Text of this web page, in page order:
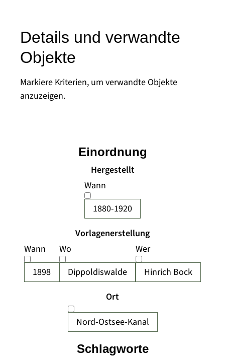
Details und verwandte
Objekte
Markiere Kriterien, um verwandte Objekte
anzuzeigen.
Hergestellt
Wann
1880-1920
Vorlagenerstellung
Wann
1898
Wo
Dippoldiswalde
Wer
Hinrich Bock
Ort
Nord-Ostsee-Kanal
Einordnung
Schlagworte